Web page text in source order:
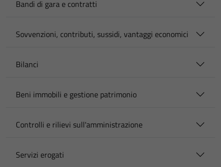
Bandi di gara e contratti
Sovvenzioni, contributi, sussidi, vantaggi economici
Bilanci
Beni immobili e gestione patrimonio
Controlli e rilievi sull'amministrazione
Servizi erogati